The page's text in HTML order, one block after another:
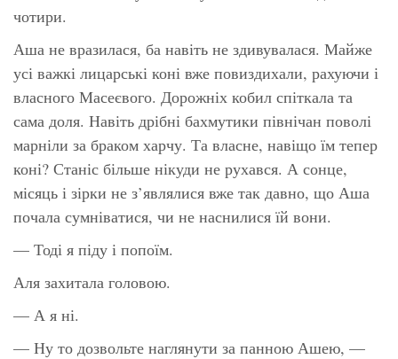
чотири.
Аша не вразилася, ба навіть не здивувалася. Майже
усі важкі лицарські коні вже повиздихали, рахуючи і
власного Масеєвого. Дорожніх кобил спіткала та
сама доля. Навіть дрібні бахмутики північан поволі
марніли за браком харчу. Та власне, навіщо їм тепер
коні? Станіс більше нікуди не рухався. А сонце,
місяць і зірки не з’являлися вже так давно, що Аша
почала сумніватися, чи не наснилися їй вони.
— Тоді я піду і попоїм.
Аля захитала головою.
— А я ні.
— Ну то дозвольте наглянути за панною Ашею, —